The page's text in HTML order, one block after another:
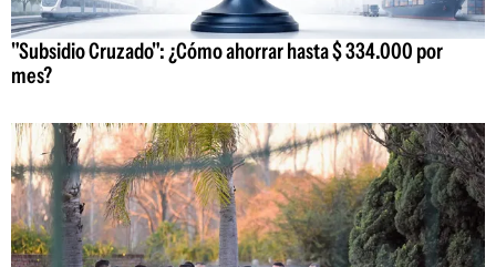
"Subsidio Cruzado": ¿Cómo ahorrar hasta $ 334.000 por
mes?